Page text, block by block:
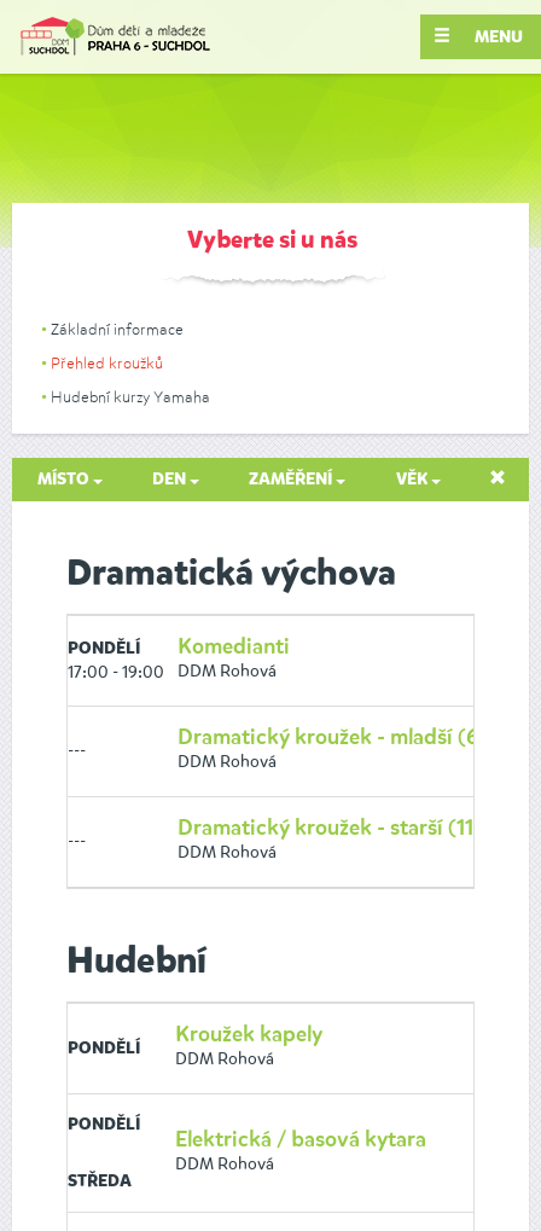
MENU
Vyberte si u nás
Základní informace
Přehled kroužků
Hudební kurzy Yamaha
MÍSTO DEN ZAMĚŘENÍ VĚK
Dramatická výchova
PONDĚLÍ
17:00 - 19:00
Komedianti
DDM Rohová
---
Dramatický kroužek - mladší (6-10
DDM Rohová
---
Dramatický kroužek - starší (11 -15
DDM Rohová
Hudební
PONDĚLÍ
Kroužek kapely
DDM Rohová
PONDĚLÍ
STŘEDA
Elektrická / basová kytara
DDM Rohová